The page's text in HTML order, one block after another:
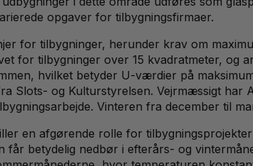
opgaver for tilbygningsfirmaer.
for tilbygninger, herunder krav om
for tilbygninger over 15 kvadratmeter, og
hvilket betyder U-værdier på
Slots- og Kulturstyrelsen. Vejrmæssigt har
Vinteren fra december til
en afgørende rolle for
får betydelig nedbør i efterårs- og